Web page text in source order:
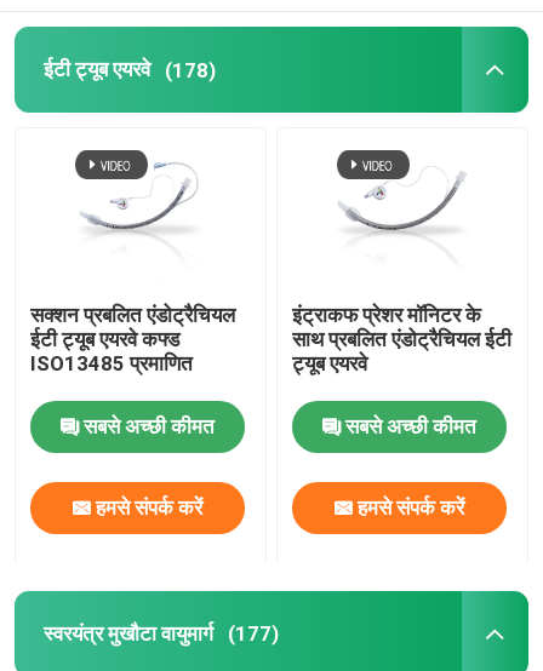
वीडियो इंट्यूबेशन डिवाइस
व्यक्तिगत सुरक्षा उपकरण पीपीई
एंडोट्रैकियल ट्यूब के घटक
OEM कैथेटर
ईटी ट्यूब एयरवे (178)
सक्शन प्रबलित एंडोट्रैचियल
ईटी ट्यूब एयरवे कफ्ड
ISO13485 प्रमाणित
सबसे अच्छी कीमत
हमसे संपर्क करें
इंट्राकफ प्रेशर मॉनिटर के
साथ प्रबलित एंडोट्रैचियल ईटी
ट्यूब एयरवे
सबसे अच्छी कीमत
हमसे संपर्क करें
स्वरयंत्र मुखौटा वायुमार्ग (177)